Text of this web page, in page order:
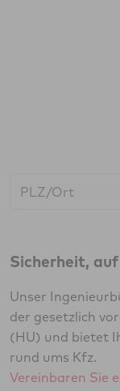
Sicherheit,
Unser
der gesetzlich
(HU) und bietet
rund ums Kfz.
Vereinbaren Sie